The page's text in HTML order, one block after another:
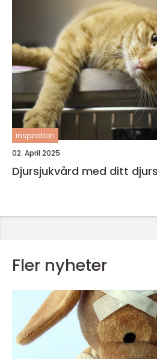
inspiration
02. April 2025
Djursjukvård med ditt
Fler nyheter